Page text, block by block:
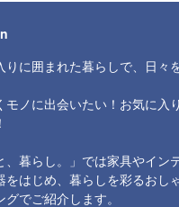
りに囲まれた暮らしで、日々
モノに出会いたい！お気に入
、暮らし。」では家具やイン
をはじめ、暮らしを彩るおし
でご紹介します。